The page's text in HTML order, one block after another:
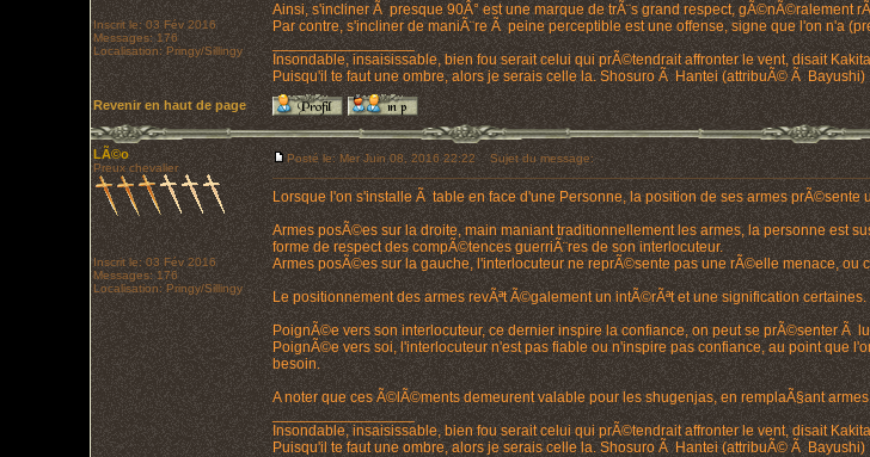
Inscrit le: 03 Fév 2016
Messages: 176
Localisation: Pringy/Sillingy
Ainsi, s'incliner Ã presque 90Â° est une marque de trÃ¨s grand respect, gÃ©nÃ©ralement
Par contre, s'incliner de maniÃ¨re Ã peine perceptible est une offense, signe que l'on n'a
_________________
Insondable, insaisissable, bien fou serait celui qui prÃ©tendrait affronter le vent, disait
Puisqu'il te faut une ombre, alors je serais celle la. Shosuro Ã Hantei (attribuÃ© Ã Bayushi)
Revenir en haut de page
LÃ©o
Preux chevalier
Inscrit le: 03 Fév 2016
Messages: 176
Localisation: Pringy/Sillingy
Posté le: Mer Juin 08, 2016 22:22 Sujet du message:
Lorsque l'on s'installe Ã table en face d'une Personne, la position de ses armes prÃ©sente
Armes posÃ©es sur la droite, main maniant traditionnellement les armes, la personne est
forme de respect des compÃ©tences guerriÃ¨res de son interlocuteur.
Armes posÃ©es sur la gauche, l'interlocuteur ne reprÃ©sente pas une rÃ©elle menace, ou
Le positionnement des armes revÃªt Ã©galement un intÃ©rÃªt et une signification certaines.
PoignÃ©e vers son interlocuteur, ce dernier inspire la confiance, on peut se prÃ©senter Ã
PoignÃ©e vers soi, l'interlocuteur n'est pas fiable ou n'inspire pas confiance, au point que
besoin.
A noter que ces Ã©lÃ©ments demeurent valable pour les shugenjas, en remplaÃ§ant
_________________
Insondable, insaisissable, bien fou serait celui qui prÃ©tendrait affronter le vent, disait
Puisqu'il te faut une ombre, alors je serais celle la. Shosuro Ã Hantei (attribuÃ© Ã Bayushi)